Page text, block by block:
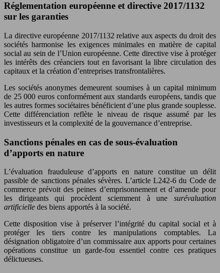
Réglementation européenne et directive 2017/1132
sur les garanties
La directive européenne 2017/1132 relative aux aspects du droit des
sociétés harmonise les exigences minimales en matière de capital
social au sein de l’Union européenne. Cette directive vise à protéger
les intérêts des créanciers tout en favorisant la libre circulation des
capitaux et la création d’entreprises transfrontalières.
Les sociétés anonymes demeurent soumises à un capital minimum
de 25 000 euros conformément aux standards européens, tandis que
les autres formes sociétaires bénéficient d’une plus grande souplesse.
Cette différenciation reflète le niveau de risque assumé par les
investisseurs et la complexité de la gouvernance d’entreprise.
Sanctions pénales en cas de sous-évaluation
d’apports en nature
L’évaluation frauduleuse d’apports en nature constitue un délit
passible de sanctions pénales sévères. L’article L242-6 du Code de
commerce prévoit des peines d’emprisonnement et d’amende pour
les dirigeants qui procèdent sciemment à une surévaluation
artificielle des biens apportés à la société.
Cette disposition vise à préserver l’intégrité du capital social et à
protéger les tiers contre les manipulations comptables. La
désignation obligatoire d’un commissaire aux apports pour certaines
opérations constitue un garde-fou essentiel contre ces pratiques
délictueuses.